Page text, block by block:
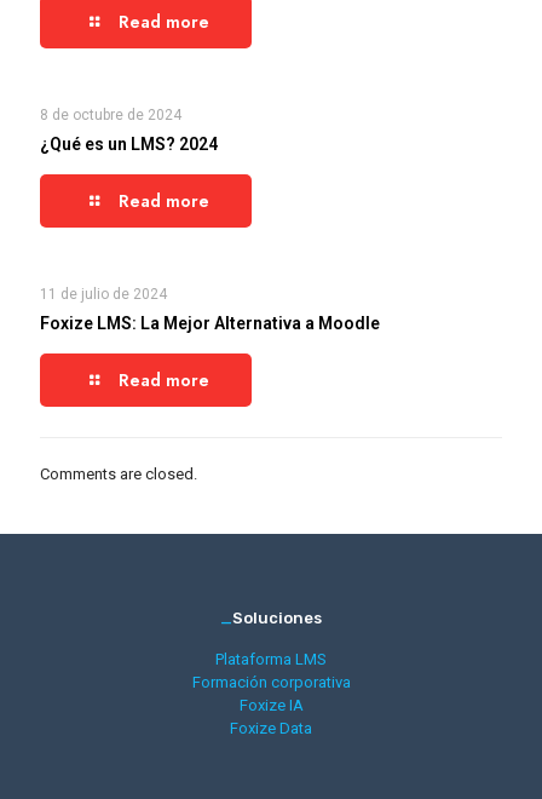
Read more
8 de octubre de 2024
¿Qué es un LMS? 2024
Read more
11 de julio de 2024
Foxize LMS: La Mejor Alternativa a Moodle
Read more
Comments are closed.
_Soluciones
Plataforma LMS
Formación corporativa
Foxize IA
Foxize Data